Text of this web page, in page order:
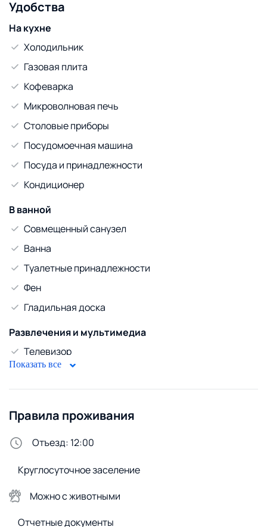
Удобства
На кухне
Холодильник
Газовая плита
Кофеварка
Микроволновая печь
Столовые приборы
Посудомоечная машина
Посуда и принадлежности
Кондиционер
В ванной
Совмещенный санузел
Ванна
Туалетные принадлежности
Фен
Гладильная доска
Развлечения и мультимедиа
Телевизор
Кабельное ТВ
WiFi
Горячая вода
Домофон
Стирка и белье
Утюг
Показать все
Правила проживания
Отъезд: 12:00
Круглосуточное заселение
Можно с животными
Отчетные документы